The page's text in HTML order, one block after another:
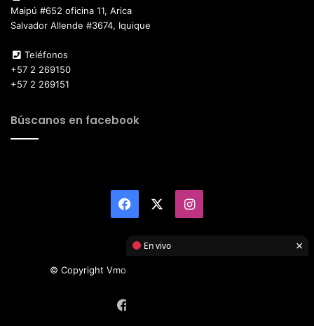
Maipú #652 oficina 11, Arica
Salvador Allende #3674, Iquique
Teléfonos
+57 2 269150
+57 2 269151
Búscanos en facebook
Facebook Instagram
© Copyright Vmotor TI 2026, All Rights Reserved
En vivo ×